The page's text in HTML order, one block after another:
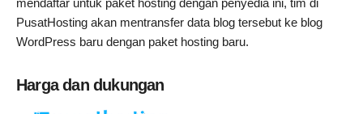
mendaftar untuk paket hosting dengan penyedia ini, tim di
PusatHosting akan mentransfer data blog tersebut ke blog
WordPress baru dengan paket hosting baru.
Harga dan dukungan